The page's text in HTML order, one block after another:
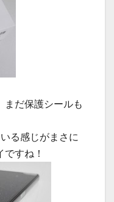
まだ保護シールも
る感じがまさに
すね！